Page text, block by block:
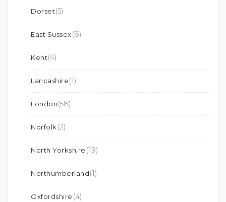
Dorset(5)
East Sussex(8)
Kent(4)
Lancashire(1)
London(58)
Norfolk(2)
North Yorkshire (19)
Northumberland(1)
Oxfordshire (4)